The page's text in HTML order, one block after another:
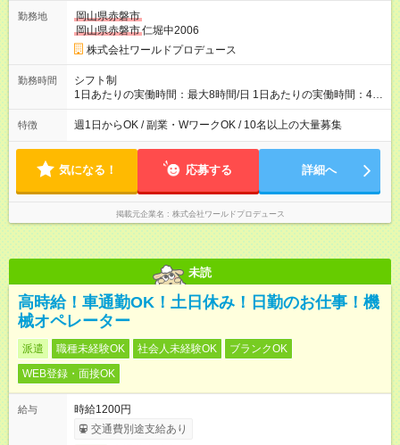
勤務地
岡山県赤磐市
岡山県赤磐市仁堀中2006
株式会社ワールドプロデュース
勤務時間
シフト制
1日あたりの実働時間：最大8時間/日 1日あたりの実働時間：4時
間～8時間 土日祝日のみ 長期休暇は毎日営業
特徴 週1日からOK / 副業・WワークOK / 10名以上の大量募集
気になる！ 応募する 詳細へ
掲載元企業名 株式会社ワールドプロデュース
未読
高時給！車通勤OK！土日休み！日勤のお仕事！機
械オペレーター
派遣 職種未経験OK 社会人未経験OK
ブランクOK
WEB登録・面接OK
給与
時給1200円
交通費別途支給あり